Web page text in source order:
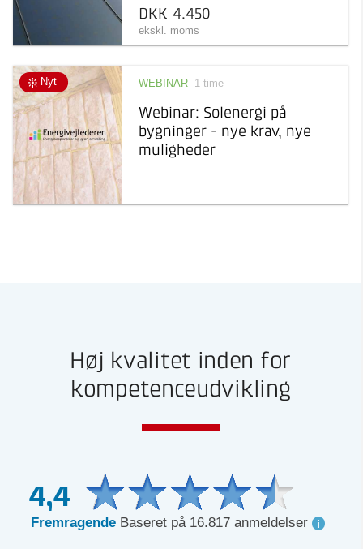
DKK 4.450
ekskl. moms
Nyt WEBINAR 1 time
Webinar: Solenergi på
bygninger - nye krav, nye
muligheder
Høj kvalitet inden for
kompetenceudvikling
4,4
Fremragende Baseret på 16.817 anmeldelser